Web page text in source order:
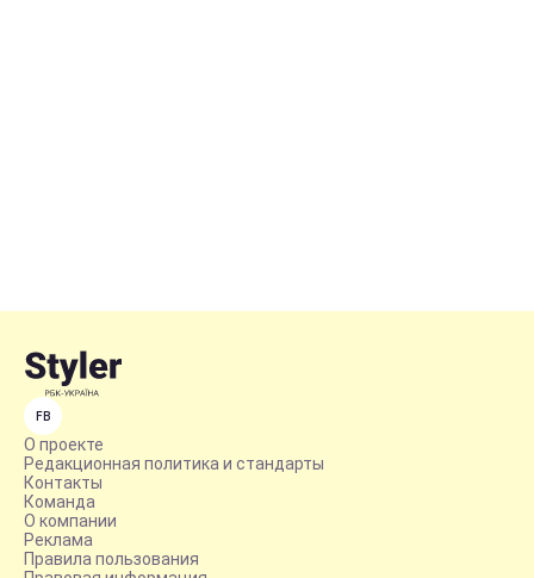
FB
О проекте
Редакционная политика и стандарты
Контакты
Команда
О компании
Реклама
Правила пользования